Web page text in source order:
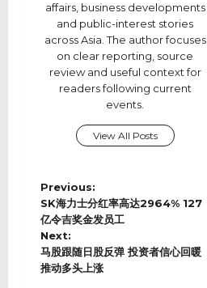
affairs, business developments
and public-interest stories
across Asia. The author focuses
on clear reporting, source
review and useful context for
readers following current
events.
View All Posts
P
o
s
t
n
a
Previous:
SK海力士分红率高达2964% 127
亿令吉奖金发员工
Next:
马股跟随日股反弹 投资者信心回暖
推动多头上涨